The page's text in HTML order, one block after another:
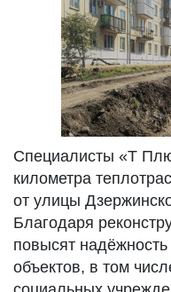
Специалисты «Т
километра
от улицы
Благодаря
повысят
объектов, в том